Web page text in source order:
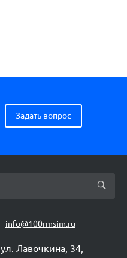
Задать вопрос
info@100rmsim.ru
ул. Лавочкина, 34,